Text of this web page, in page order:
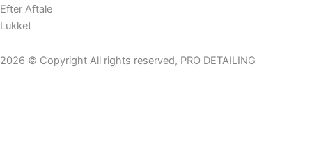
Efter Aftale
Lukket
2026 © Copyright All rights reserved, PRO DETAILING